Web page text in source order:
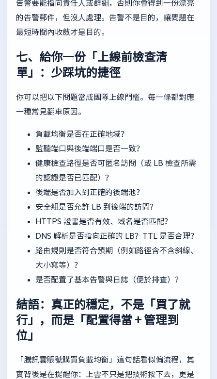
告警要能指向責任人或群組，否則你會得到一份漂亮
的告警郵件，但沒人處理。告警不是目的，讓問題在
最短時間內收斂才是目的。
七、給你一份「上線前檢查清
單」：少踩坑的捷徑
你可以把以下問題當成團隊上線門檻。每一條都對應
一種常見翻車原因。
負載均衡是否在正確地域？
監聽端口與後端端口是否一致？
健康檢查路徑是否可匿名訪問（或 LB 檢查所需
的認證是否已匹配）？
後端是否加入到正確的後端池？
安全組是否允許 LB 到後端的訪問？
HTTPS 證書是否有效、域名是否匹配？
DNS 解析是否指向正確的 LB？TTL 是否合理？
路由規則是否符合預期（例如路徑含不含斜線、
大小寫等）？
是否配置了基本告警與日誌（便於排查）？
結語：真正的穩定，不是「買了就
行」，而是「配置得當 + 管理到
位」
「騰訊雲賬號購買負載均衡」這句話看似偏流程，其
實背後是在提醒你：上雲不只是把技術按下去，更是